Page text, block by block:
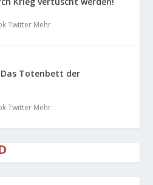
Twitter Mehr
Das Totenbett der
Twitter Mehr